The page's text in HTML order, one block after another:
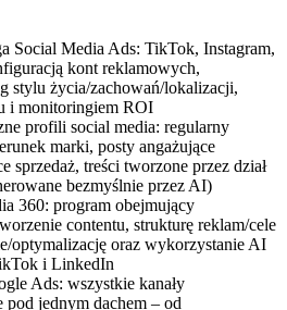
Social Media Ads: TikTok, Instagram,
kont reklamowych,
stylu życia/zachowań/lokalizacji,
i monitoringiem ROI
profili social media: regularny
marki, posty angażujące
sprzedaż, treści tworzone przez dział
bezmyślnie przez AI)
360: program obejmujący
contentu, strukturę reklam/cele
optymalizację oraz wykorzystanie AI
i LinkedIn
Ads: wszystkie kanały
jednym dachem – od